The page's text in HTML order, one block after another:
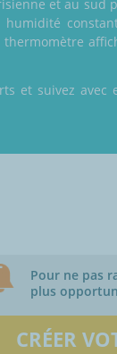
et au sud
et suivez avec
Pour ne pas
plus
CRÉER